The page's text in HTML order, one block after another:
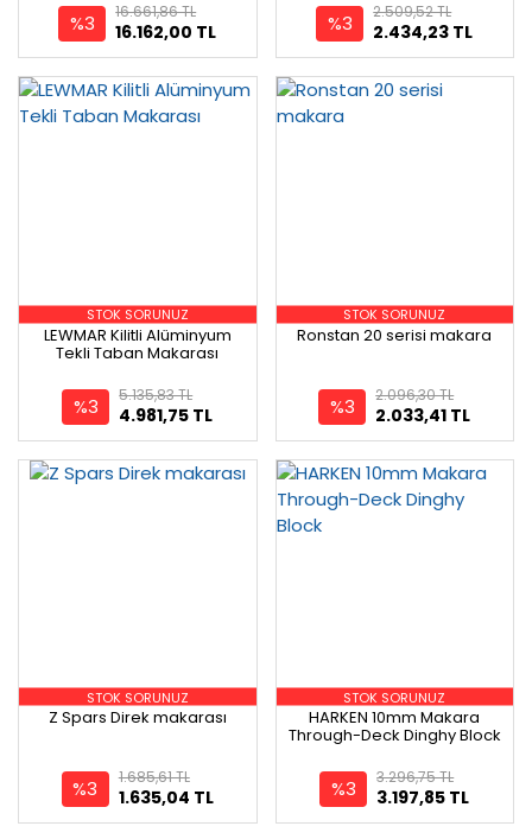
%3 16.162,00 TL
16.661,86 TL %3 2.434,23 TL
2.509,52 TL
STOK SORUNUZ
LEWMAR Kilitli Alüminyum
Tekli Taban Makarası
%3 4.981,75 TL
5.135,83 TL
STOK SORUNUZ
Ronstan 20 serisi makara
%3 2.033,41 TL
2.096,30 TL
STOK SORUNUZ
Z Spars Direk makarası
%3 1.635,04 TL
1.685,61 TL
STOK SORUNUZ
HARKEN 10mm Makara
Through-Deck Dinghy Block
%3 3.197,85 TL
3.296,75 TL